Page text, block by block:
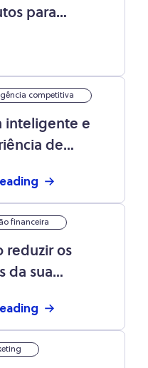
para
competitiva
inteligente e
de
financeira
reduzir os
da sua
economizar